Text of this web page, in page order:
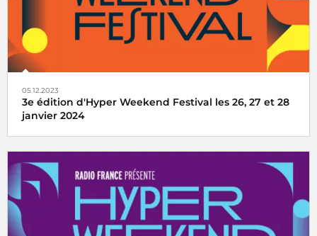
05.12.2023
3e édition d'Hyper Weekend Festival les 26, 27 et 28
janvier 2024
C'est le grand retour de l'Hyper Weekend Festival les 26,
27 et 28 janvier 2024
Cette année encore, l’éclectisme musical s’invite dans les
lieux emblématiques de la Maison de la Radio et de la
Musique.